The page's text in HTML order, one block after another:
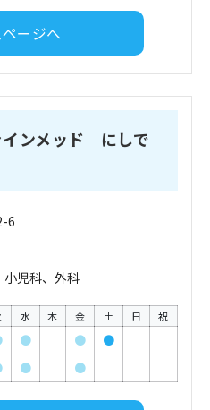
ージへ
ンメッド にしで
6
小児科、外科
水 木 金 土 日 祝
● ●
●
● ●